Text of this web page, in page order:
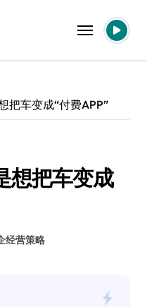
把车变成“付费APP”
想把车变成
经营策略